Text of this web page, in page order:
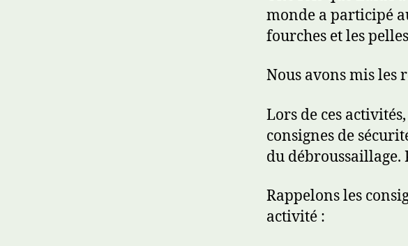
monde a participé
fourches et les
Nous avons mis les
Lors de ces
consignes de
du
Rappelons les
activité :